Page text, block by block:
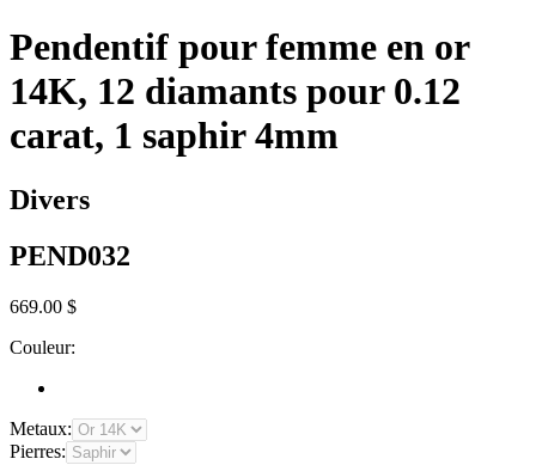
Pendentif pour femme en or
14K, 12 diamants pour 0.12
carat, 1 saphir 4mm
Divers
PEND032
669.00 $
Couleur:
Metaux:
Pierres: